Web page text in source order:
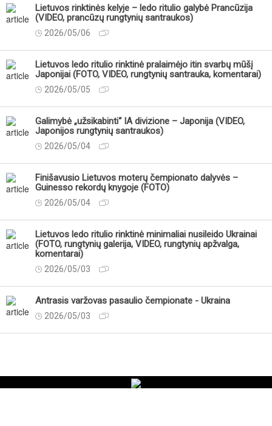
Lietuvos rinktinės kelyje – ledo ritulio galybė Prancūzija
(VIDEO, prancūzų rungtynių santraukos)
2026/05/06
Lietuvos ledo ritulio rinktinė pralaimėjo itin svarbų mūšį
Japonijai (FOTO, VIDEO, rungtynių santrauka, komentarai)
2026/05/05
Galimybė „užsikabinti“ IA divizione – Japonija (VIDEO,
Japonijos rungtynių santraukos)
2026/05/04
Finišavusio Lietuvos moterų čempionato dalyvės –
Guinesso rekordų knygoje (FOTO)
2026/05/04
Lietuvos ledo ritulio rinktinė minimaliai nusileido Ukrainai
(FOTO, rungtynių galerija, VIDEO, rungtynių apžvalga,
komentarai)
2026/05/03
Antrasis varžovas pasaulio čempionate - Ukraina
2026/05/03